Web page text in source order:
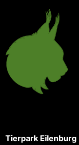
Tierpark Eilenburg